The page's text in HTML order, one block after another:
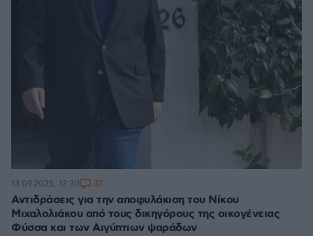
Αντιδράσεις για την αποφυλάκιση του Νίκου
Μιχαλολιάκου από τους δικηγόρους της οικογένειας
Φύσσα και των Αιγύπτιων ψαράδων
13.09.2025, 12:30 37